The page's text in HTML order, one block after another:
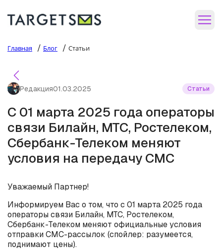
Главная / Блог / Статьи
Редакция01.03.2025 Статьи
С 01 марта 2025 года операторы
связи Билайн, МТС, Ростелеком,
Сбербанк-Телеком меняют
условия на передачу СМС
Уважаемый Партнер!
Информируем Вас о том, что с 01 марта 2025 года
операторы связи Билайн, МТС, Ростелеком,
Сбербанк-Телеком меняют официальные условия
отправки СМС-рассылок (спойлер: разумеется,
поднимают цены).